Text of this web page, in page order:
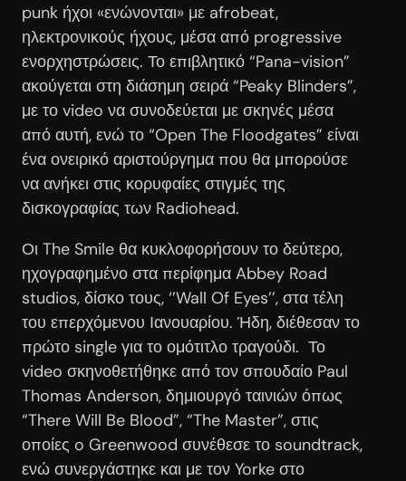
punk ήχοι «ενώνονται» με afrobeat,
ηλεκτρονικούς ήχους, μέσα από progressive
ενορχηστρώσεις. Το επιβλητικό “Pana-vision”
ακούγεται στη διάσημη σειρά “Peaky Blinders”,
με το video να συνοδεύεται με σκηνές μέσα
από αυτή, ενώ το “Open The Floodgates” είναι
ένα ονειρικό αριστούργημα που θα μπορούσε
να ανήκει στις κορυφαίες στιγμές της
δισκογραφίας των Radiohead.
Οι The Smile θα κυκλοφορήσουν το δεύτερο,
ηχογραφημένο στα περίφημα Abbey Road
studios, δίσκο τους, ‘’Wall Of Eyes’’, στα τέλη
του επερχόμενου Ιανουαρίου. Ήδη, διέθεσαν το
πρώτο single για το ομότιτλο τραγούδι. Το
video σκηνοθετήθηκε από τον σπουδαίο Paul
Thomas Anderson, δημιουργό ταινιών όπως
“There Will Be Blood”, “The Master”, στις
οποίες o Greenwood συνέθεσε το soundtrack,
ενώ συνεργάστηκε και με τον Yorke στο